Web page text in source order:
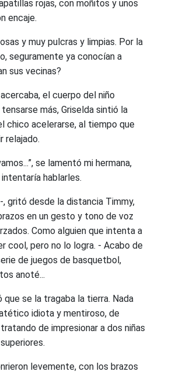
rojas, con moñitos y unos
encaje.
y muy pulcras y limpias. Por la
seguramente ya conocían a
sus vecinas?
el cuerpo del niño
más, Griselda sintió la
chico acelerarse, al tiempo que
relajado.
se lamentó mi hermana,
hablarles.
, gritó desde la distancia Timmy,
en un gesto y tono de voz
Como alguien que intenta a
cool, pero no lo logra. - Acabo de
de juegos de basquetbol,
anoté...
que se la tragaba la tierra. Nada
idiota y mentiroso, de
de impresionar a dos niñas
levemente, con los brazos